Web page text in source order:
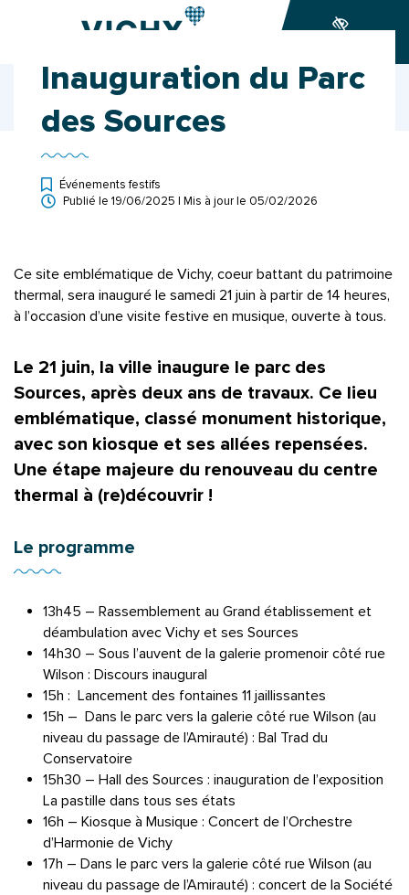
navigation
Accueil Ma ville
Actualités
Inauguration du Parc des Sources
Inauguration du Parc
des Sources
Événements festifs
Publié le 19/06/2025 | Mis à jour le 05/02/2026
Ce site emblématique de Vichy, coeur battant du patrimoine
thermal, sera inauguré le samedi 21 juin à partir de 14 heures,
à l’occasion d’une visite festive en musique, ouverte à tous.
Le 21 juin, la ville inaugure le parc des
Sources, après deux ans de travaux. Ce lieu
emblématique, classé monument historique,
avec son kiosque et ses allées repensées.
Une étape majeure du renouveau du centre
thermal à (re)découvrir !
Le programme
13h45 – Rassemblement au Grand établissement et
déambulation avec Vichy et ses Sources
14h30 – Sous l’auvent de la galerie promenoir côté rue
Wilson : Discours inaugural
15h : Lancement des fontaines 11 jaillissantes
15h – Dans le parc vers la galerie côté rue Wilson (au
niveau du passage de l’Amirauté) : Bal Trad du
Conservatoire
15h30 – Hall des Sources : inauguration de l’exposition
La pastille dans tous ses états
16h – Kiosque à Musique : Concert de l’Orchestre
d’Harmonie de Vichy
17h – Dans le parc vers la galerie côté rue Wilson (au
niveau du passage de l’Amirauté) : concert de la Société